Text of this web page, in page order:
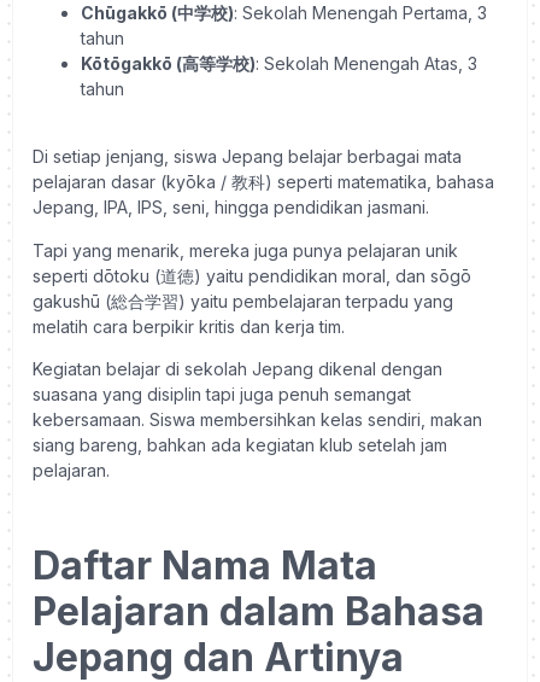
Chūgakkō (中学校): Sekolah Menengah Pertama, 3
tahun
Kōtōgakkō (高等学校): Sekolah Menengah Atas, 3
tahun
Di setiap jenjang, siswa Jepang belajar berbagai mata
pelajaran dasar (kyōka / 教科) seperti matematika, bahasa
Jepang, IPA, IPS, seni, hingga pendidikan jasmani.
Tapi yang menarik, mereka juga punya pelajaran unik
seperti dōtoku (道徳) yaitu pendidikan moral, dan sōgō
gakushū (総合学習) yaitu pembelajaran terpadu yang
melatih cara berpikir kritis dan kerja tim.
Kegiatan belajar di sekolah Jepang dikenal dengan
suasana yang disiplin tapi juga penuh semangat
kebersamaan. Siswa membersihkan kelas sendiri, makan
siang bareng, bahkan ada kegiatan klub setelah jam
pelajaran.
Daftar Nama Mata
Pelajaran dalam Bahasa
Jepang dan Artinya